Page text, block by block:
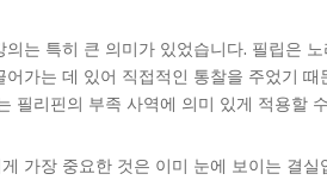
의는 특히 큰 의미가 있었습니다. 필립은
어가는 데 있어 직접적인 통찰을 주었기
필리핀의 부족 사역에 의미 있게 적용할
가장 중요한 것은 이미 눈에 보이는 결